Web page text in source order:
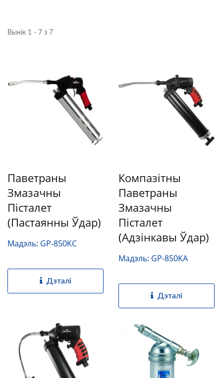
Вынік 1 - 7 з 7
Паветраны
Змазачны
Пісталет
(пастаянны Ўдар)
Мадэль: GP-850KC
Дэталі
Компазітны
Паветраны
Змазачны
Пісталет
(адзінкавы Ўдар)
Мадэль: GP-850KA
Дэталі